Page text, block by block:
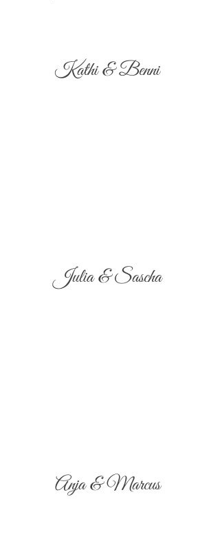
Kathi & Benni
Julia & Sascha
Anja & Marcus